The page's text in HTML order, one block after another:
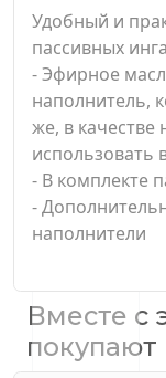
Удобный и
пассивных
- Эфирное
наполнитель,
же, в
использовать
- В комплекте
-
наполнители
Вместе с
покупают